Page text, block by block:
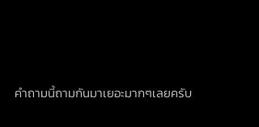
คำถามนี้ถามกันมาเยอะมากๆเลยครับ